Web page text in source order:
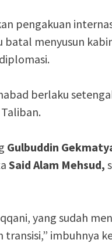
pengakuan
menyusun
berlaku
Gulbuddin
Said Alam Mehsud,
yang sudah
imbuhnya